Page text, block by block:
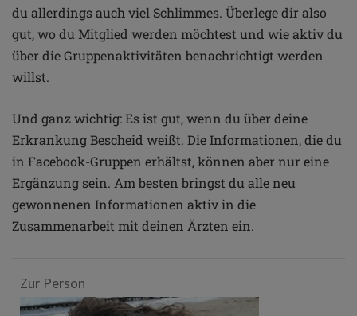
du allerdings auch viel Schlimmes. Überlege dir also
gut, wo du Mitglied werden möchtest und wie aktiv du
über die Gruppenaktivitäten benachrichtigt werden
willst.
Und ganz wichtig: Es ist gut, wenn du über deine
Erkrankung Bescheid weißt. Die Informationen, die du
in Facebook-Gruppen erhältst, können aber nur eine
Ergänzung sein. Am besten bringst du alle neu
gewonnenen Informationen aktiv in die
Zusammenarbeit mit deinen Ärzten ein.
Zur Person